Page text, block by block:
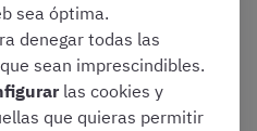
extraído de un examen
sea óptima.
denegar todas las
sean imprescindibles.
las cookies y
que quieras permitir